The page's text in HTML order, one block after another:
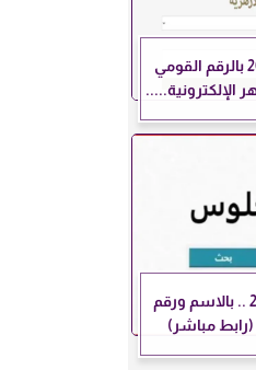
نتيجة الثانوية الأزهرية 2026 بالرقم القومي
الإلكترونية.....
نتيجة الثانوية الأزهرية 2026 .. بالاسم ورقم
مباشر)